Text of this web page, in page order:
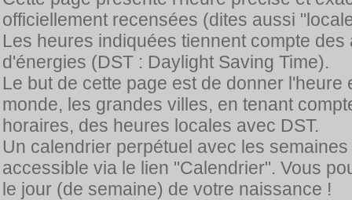
officiellement recensées (dites aussi
Les heures indiquées tiennent compte
d'énergies (DST : Daylight Saving Time).
Le but de cette page est de donner
monde, les grandes villes, en tenant
horaires, des heures locales avec DST.
Un calendrier perpétuel avec les
accessible via le lien "Calendrier". Vous
le jour (de semaine) de votre naissance !